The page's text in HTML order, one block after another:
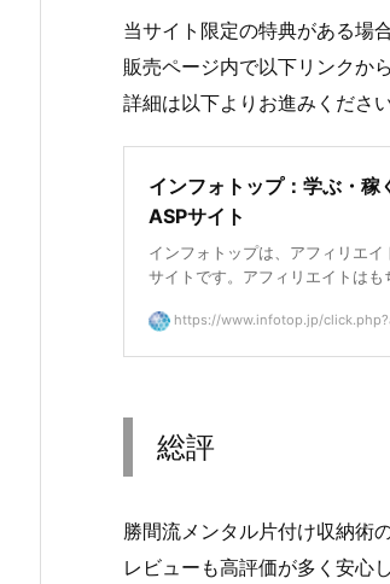
当サイト限定の特典がある場
販売ページ内で以下リンクか
詳細は以下よりお進みくださ
インフォトップ：学ぶ・稼
ASPサイト
インフォトップは、アフィリエ
サイトです。アフィリエイトはも
https://www.infotop.jp/
総評
勝間流メンタル片付け収納術
レビューも高評価が多く安心